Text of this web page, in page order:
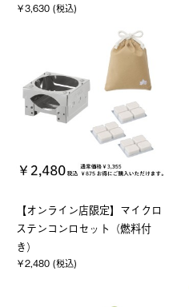
￥3,630 (税込)
【オンライン店限定】マイクロ
ステンコンロセット（燃料付
き）
￥2,480 (税込)